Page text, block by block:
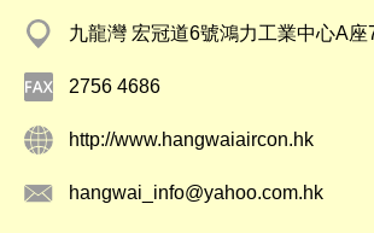
九龍灣 宏冠道6號鴻力工業中心A座
2756 4686
http://www.hangwaiaircon.hk
hangwai_info@yahoo.com.hk